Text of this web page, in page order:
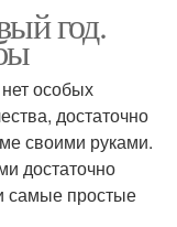
год.
особых
достаточно
своими руками.
достаточно
самые простые